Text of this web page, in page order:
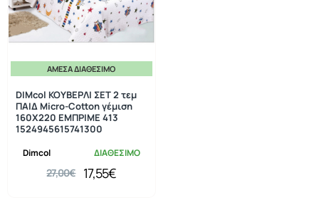
ΆΜΕΣΑ ΔΙΑΘΈΣΙΜΟ
Dimcol ΔΙΑΘΕΣΙΜΟ
DIMcol ΚΟΥΒΕΡΛΙ ΣΕΤ 2 τεμ
ΠΑΙΔ Μicro-Cotton γέμιση
160X220 ΕΜΠΡΙΜΕ 413
1524945615741300
17,55€
27,00€